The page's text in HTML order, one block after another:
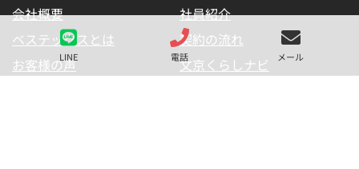
LINE 電話 メール
会社概要
社員紹介
ベステックスとは
契約の流れ
お客様の声
文京くらしナビ